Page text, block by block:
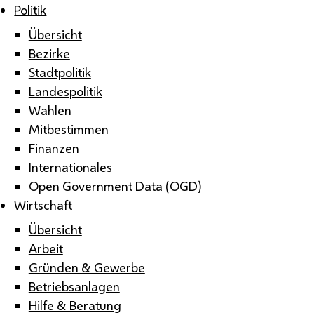
Politik
Übersicht
Bezirke
Stadtpolitik
Landespolitik
Wahlen
Mitbestimmen
Finanzen
Internationales
Open Government Data (OGD)
Wirtschaft
Übersicht
Arbeit
Gründen & Gewerbe
Betriebsanlagen
Hilfe & Beratung